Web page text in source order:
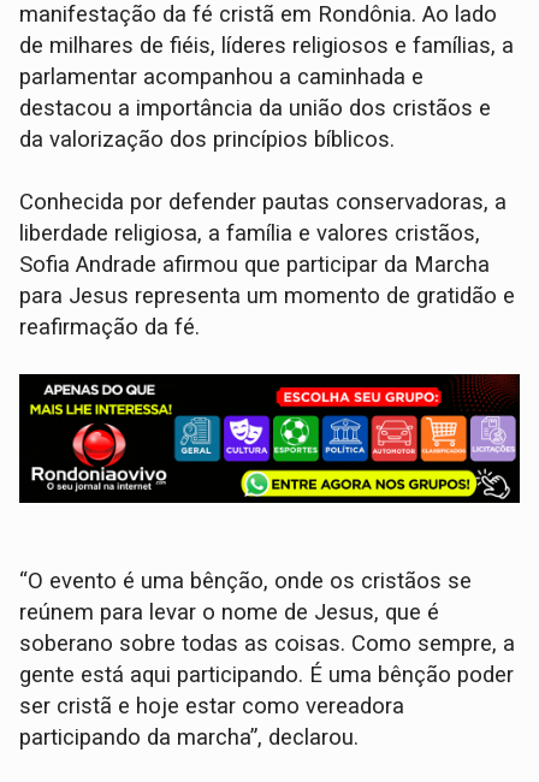
manifestação da fé cristã em Rondônia. Ao lado
de milhares de fiéis, líderes religiosos e famílias, a
parlamentar acompanhou a caminhada e
destacou a importância da união dos cristãos e
da valorização dos princípios bíblicos.
Conhecida por defender pautas conservadoras, a
liberdade religiosa, a família e valores cristãos,
Sofia Andrade afirmou que participar da Marcha
para Jesus representa um momento de gratidão e
reafirmação da fé.
“O evento é uma bênção, onde os cristãos se
reúnem para levar o nome de Jesus, que é
soberano sobre todas as coisas. Como sempre, a
gente está aqui participando. É uma bênção poder
ser cristã e hoje estar como vereadora
participando da marcha”, declarou.